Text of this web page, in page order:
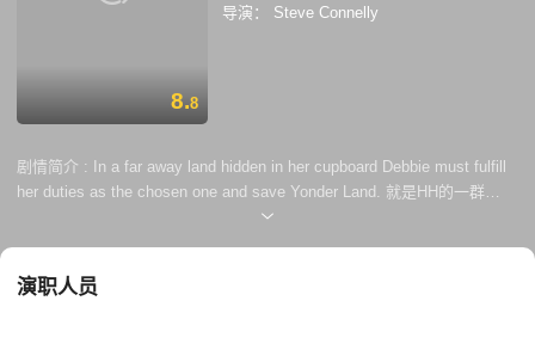
8.8
吉姆·霍威克
DanRentonSkinner
导演： Steve Connelly
剧情简介 :
In a far away land hidden in her cupboard Debbie must fulfill
her duties as the chosen one and save Yonder Land. 就是HH的一群
人。。。他们。。。你们懂的。。。去看单集剧情简介好了！
演职人员